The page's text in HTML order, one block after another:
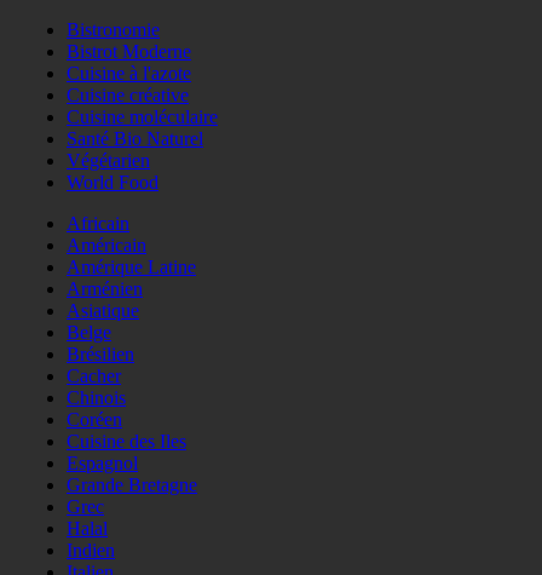
Bistronomie
Bistrot Moderne
Cuisine à l'azote
Cuisine créative
Cuisine moléculaire
Santé Bio Naturel
Végétarien
World Food
Africain
Américain
Amérique Latine
Arménien
Asiatique
Belge
Brésilien
Cacher
Chinois
Coréen
Cuisine des Iles
Espagnol
Grande Bretagne
Grec
Halal
Indien